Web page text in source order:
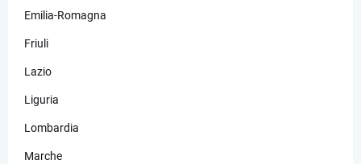
Emilia-Romagna
Friuli
Lazio
Liguria
Lombardia
Marche